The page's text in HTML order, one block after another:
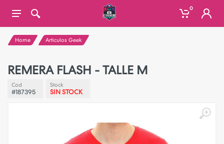
0
Home Articulos Geek
REMERA FLASH - TALLE M
Cod
#187395
Stock
SIN STOCK